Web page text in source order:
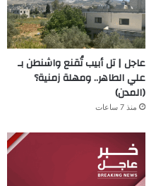
عاجل | تل أبيب تُقنع واشنطن بـ
علي الطاهر.. ومهلة زمنية؟
(المدن)
منذ 7 ساعات